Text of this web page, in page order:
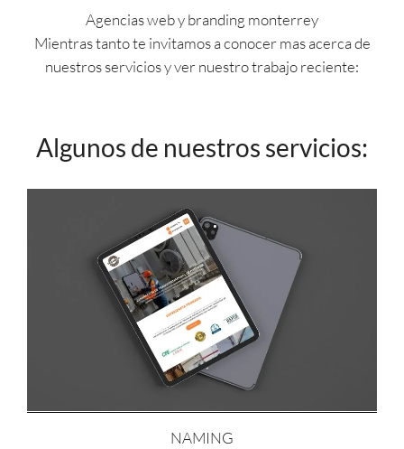
Agencias web y branding monterrey
Mientras tanto te invitamos a conocer mas acerca de
nuestros servicios y ver nuestro trabajo reciente:
Algunos de nuestros servicios:
NAMING